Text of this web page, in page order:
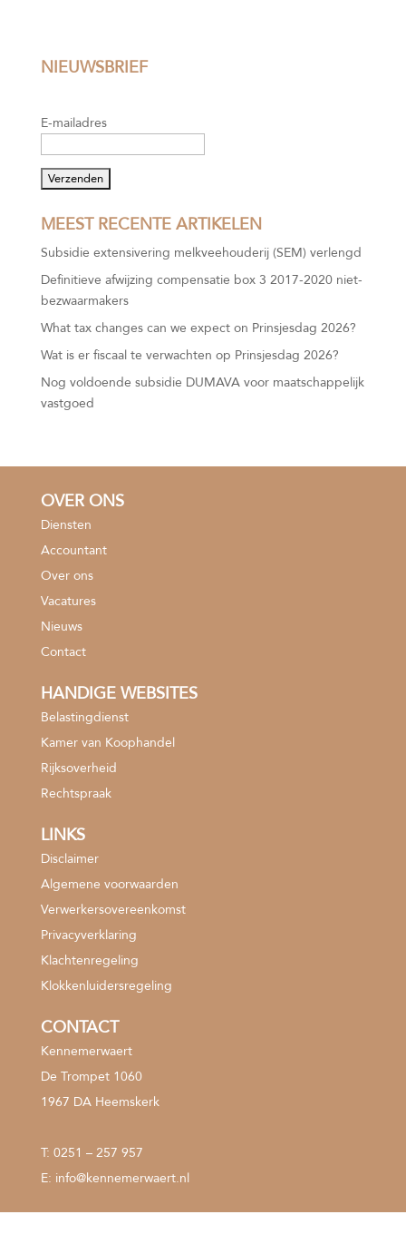
NIEUWSBRIEF
E-mailadres
MEEST RECENTE ARTIKELEN
Subsidie extensivering melkveehouderij (SEM) verlengd
Definitieve afwijzing compensatie box 3 2017-2020 niet-
bezwaarmakers
What tax changes can we expect on Prinsjesdag 2026?
Wat is er fiscaal te verwachten op Prinsjesdag 2026?
Nog voldoende subsidie DUMAVA voor maatschappelijk
vastgoed
OVER ONS
Diensten
Accountant
Over ons
Vacatures
Nieuws
Contact
HANDIGE WEBSITES
Belastingdienst
Kamer van Koophandel
Rijksoverheid
Rechtspraak
LINKS
Disclaimer
Algemene voorwaarden
Verwerkersovereenkomst
Privacyverklaring
Klachtenregeling
Klokkenluidersregeling
CONTACT
Kennemerwaert
De Trompet 1060
1967 DA Heemskerk
T: 0251 – 257 957
E: info@kennemerwaert.nl